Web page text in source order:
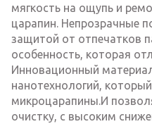
мягкость на ощупь и
царапин. Непрозрачные
защитой от отпечатков
особенность, которая
Инновационный
нанотехнологий,
микроцарапины.И
очистку, с высоким